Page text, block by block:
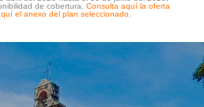
de cobertura. Consulta aquí la oferta
el anexo del plan seleccionado.